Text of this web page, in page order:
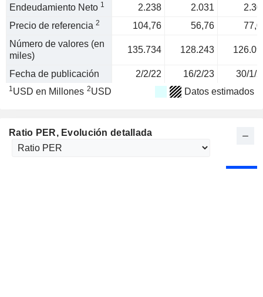
Endeudamiento Neto 1 2.238 2.031
Precio de referencia 2 104,76 56,76
Número de valores (en
miles)
135.734 128.243
Fecha de publicación 2/2/22 16/2/23 30/1/
1USD en Millones 2USD Datos estimados
Ratio PER, Evolución detallada